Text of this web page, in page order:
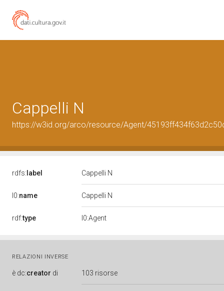
Cappelli N
https://w3id.org/arco/resource/Agent/
rdfs: label Cappelli N
l0:name Cappelli N
rdf:type l0:Agent
RELAZIONI INVERSE
è dc:creator di 103 risorse